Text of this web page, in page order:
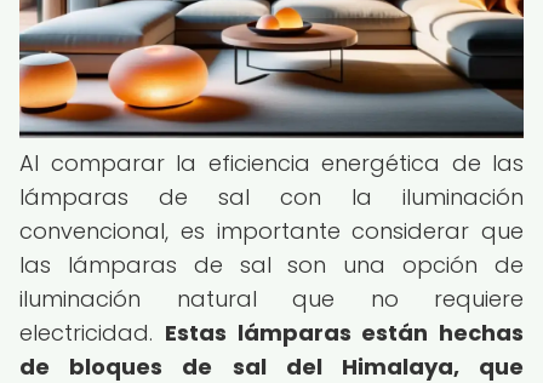
Al comparar la eficiencia energética de las
lámparas de sal con la iluminación
convencional, es importante considerar que
las lámparas de sal son una opción de
iluminación natural que no requiere
electricidad. Estas lámparas están hechas
de bloques de sal del Himalaya, que